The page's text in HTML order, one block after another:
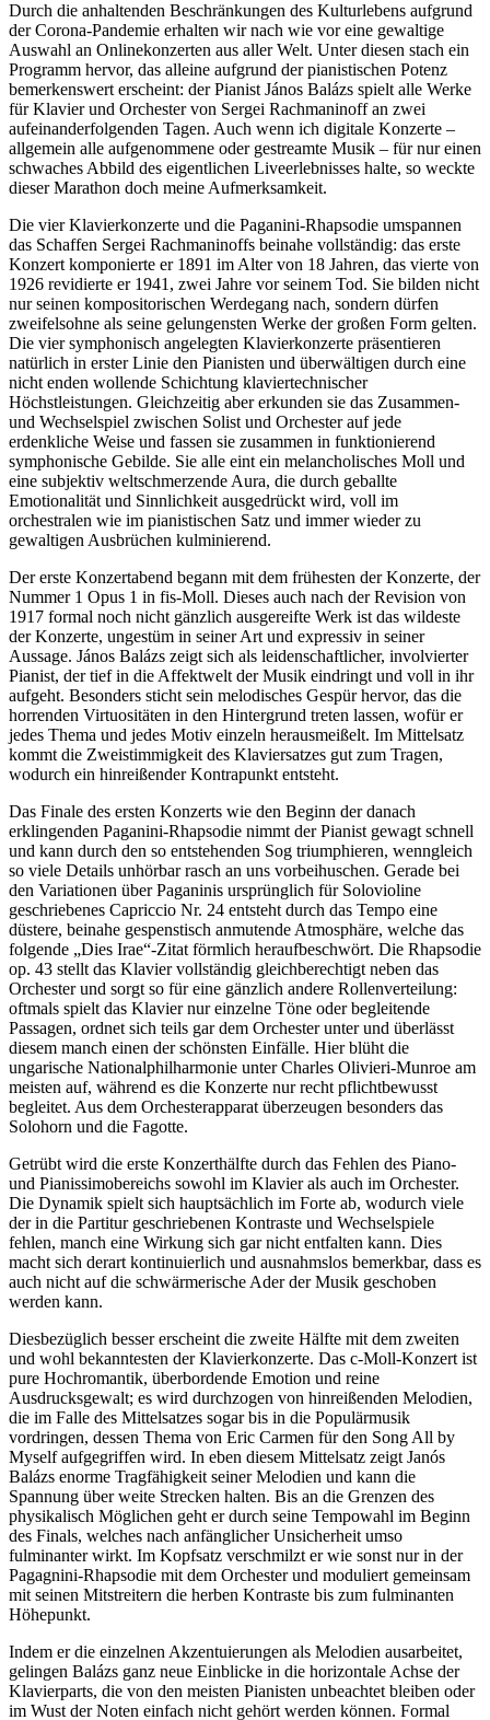
Durch die anhaltenden Beschränkungen des Kulturlebens aufgrund
der Corona-Pandemie erhalten wir nach wie vor eine gewaltige
Auswahl an Onlinekonzerten aus aller Welt. Unter diesen stach ein
Programm hervor, das alleine aufgrund der pianistischen Potenz
bemerkenswert erscheint: der Pianist János Balázs spielt alle Werke
für Klavier und Orchester von Sergei Rachmaninoff an zwei
aufeinanderfolgenden Tagen. Auch wenn ich digitale Konzerte –
allgemein alle aufgenommene oder gestreamte Musik – für nur einen
schwaches Abbild des eigentlichen Liveerlebnisses halte, so weckte
dieser Marathon doch meine Aufmerksamkeit.
Die vier Klavierkonzerte und die Paganini-Rhapsodie umspannen
das Schaffen Sergei Rachmaninoffs beinahe vollständig: das erste
Konzert komponierte er 1891 im Alter von 18 Jahren, das vierte von
1926 revidierte er 1941, zwei Jahre vor seinem Tod. Sie bilden nicht
nur seinen kompositorischen Werdegang nach, sondern dürfen
zweifelsohne als seine gelungensten Werke der großen Form gelten.
Die vier symphonisch angelegten Klavierkonzerte präsentieren
natürlich in erster Linie den Pianisten und überwältigen durch eine
nicht enden wollende Schichtung klaviertechnischer
Höchstleistungen. Gleichzeitig aber erkunden sie das Zusammen-
und Wechselspiel zwischen Solist und Orchester auf jede
erdenkliche Weise und fassen sie zusammen in funktionierend
symphonische Gebilde. Sie alle eint ein melancholisches Moll und
eine subjektiv weltschmerzende Aura, die durch geballte
Emotionalität und Sinnlichkeit ausgedrückt wird, voll im
orchestralen wie im pianistischen Satz und immer wieder zu
gewaltigen Ausbrüchen kulminierend.
Der erste Konzertabend begann mit dem frühesten der Konzerte, der
Nummer 1 Opus 1 in fis-Moll. Dieses auch nach der Revision von
1917 formal noch nicht gänzlich ausgereifte Werk ist das wildeste
der Konzerte, ungestüm in seiner Art und expressiv in seiner
Aussage. János Balázs zeigt sich als leidenschaftlicher, involvierter
Pianist, der tief in die Affektwelt der Musik eindringt und voll in ihr
aufgeht. Besonders sticht sein melodisches Gespür hervor, das die
horrenden Virtuositäten in den Hintergrund treten lassen, wofür er
jedes Thema und jedes Motiv einzeln herausmeißelt. Im Mittelsatz
kommt die Zweistimmigkeit des Klaviersatzes gut zum Tragen,
wodurch ein hinreißender Kontrapunkt entsteht.
Das Finale des ersten Konzerts wie den Beginn der danach
erklingenden Paganini-Rhapsodie nimmt der Pianist gewagt schnell
und kann durch den so entstehenden Sog triumphieren, wenngleich
so viele Details unhörbar rasch an uns vorbeihuschen. Gerade bei
den Variationen über Paganinis ursprünglich für Solovioline
geschriebenes Capriccio Nr. 24 entsteht durch das Tempo eine
düstere, beinahe gespenstisch anmutende Atmosphäre, welche das
folgende „Dies Irae“-Zitat förmlich heraufbeschwört. Die Rhapsodie
op. 43 stellt das Klavier vollständig gleichberechtigt neben das
Orchester und sorgt so für eine gänzlich andere Rollenverteilung:
oftmals spielt das Klavier nur einzelne Töne oder begleitende
Passagen, ordnet sich teils gar dem Orchester unter und überlässt
diesem manch einen der schönsten Einfälle. Hier blüht die
ungarische Nationalphilharmonie unter Charles Olivieri-Munroe am
meisten auf, während es die Konzerte nur recht pflichtbewusst
begleitet. Aus dem Orchesterapparat überzeugen besonders das
Solohorn und die Fagotte.
Getrübt wird die erste Konzerthälfte durch das Fehlen des Piano-
und Pianissimobereichs sowohl im Klavier als auch im Orchester.
Die Dynamik spielt sich hauptsächlich im Forte ab, wodurch viele
der in die Partitur geschriebenen Kontraste und Wechselspiele
fehlen, manch eine Wirkung sich gar nicht entfalten kann. Dies
macht sich derart kontinuierlich und ausnahmslos bemerkbar, dass es
auch nicht auf die schwärmerische Ader der Musik geschoben
werden kann.
Diesbezüglich besser erscheint die zweite Hälfte mit dem zweiten
und wohl bekanntesten der Klavierkonzerte. Das c-Moll-Konzert ist
pure Hochromantik, überbordende Emotion und reine
Ausdrucksgewalt; es wird durchzogen von hinreißenden Melodien,
die im Falle des Mittelsatzes sogar bis in die Populärmusik
vordringen, dessen Thema von Eric Carmen für den Song All by
Myself aufgegriffen wird. In eben diesem Mittelsatz zeigt Janós
Balázs enorme Tragfähigkeit seiner Melodien und kann die
Spannung über weite Strecken halten. Bis an die Grenzen des
physikalisch Möglichen geht er durch seine Tempowahl im Beginn
des Finals, welches nach anfänglicher Unsicherheit umso
fulminanter wirkt. Im Kopfsatz verschmilzt er wie sonst nur in der
Pagagnini-Rhapsodie mit dem Orchester und moduliert gemeinsam
mit seinen Mitstreitern die herben Kontraste bis zum fulminanten
Höhepunkt.
Indem er die einzelnen Akzentuierungen als Melodien ausarbeitet,
gelingen Balázs ganz neue Einblicke in die horizontale Achse der
Klavierparts, die von den meisten Pianisten unbeachtet bleiben oder
im Wust der Noten einfach nicht gehört werden können. Formal